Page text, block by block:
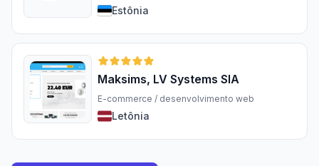
Estônia
Maksims, LV Systems SIA
E-commerce / desenvolvimento web
Letônia